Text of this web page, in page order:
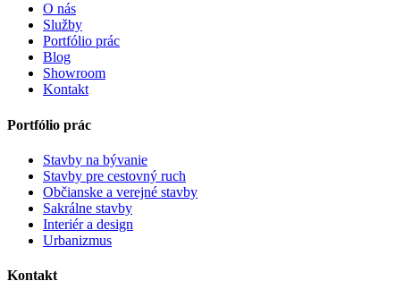
O nás
Služby
Portfólio prác
Blog
Showroom
Kontakt
Portfólio prác
Stavby na bývanie
Stavby pre cestovný ruch
Občianske a verejné stavby
Sakrálne stavby
Interiér a design
Urbanizmus
Kontakt